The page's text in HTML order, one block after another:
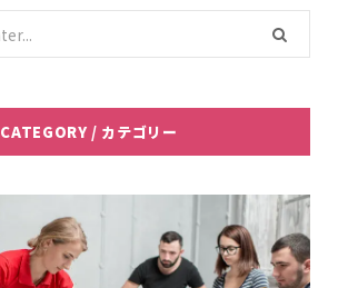
b
o
k
t
e
a
g
a
e
d
n
CATEGORY / カテゴリー